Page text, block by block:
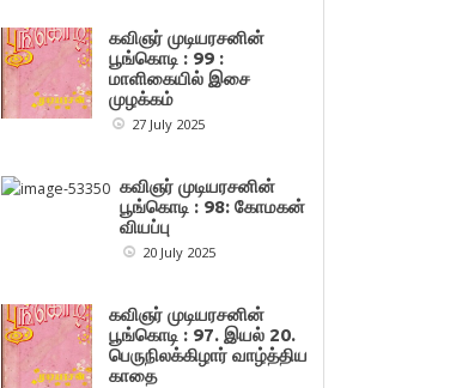
கவிஞர் முடியரசனின்
பூங்கொடி : 99 :
மாளிகையில் இசை
முழக்கம்
27 July 2025
கவிஞர் முடியரசனின்
பூங்கொடி : 98: கோமகன்
வியப்பு
20 July 2025
கவிஞர் முடியரசனின்
பூங்கொடி : 97. இயல் 20.
பெருநிலக்கிழார் வாழ்த்திய
காதை